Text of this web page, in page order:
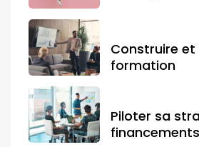
Construire et
formation
Piloter sa
financements